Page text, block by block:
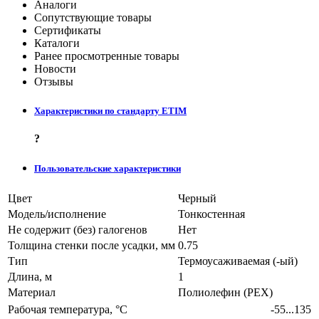
Аналоги
Сопутствующие товары
Сертификаты
Каталоги
Ранее просмотренные товары
Новости
Отзывы
Характеристики по стандарту ETIM
?
Пользовательские характеристики
Цвет
Черный
Модель/исполнение
Тонкостенная
Не содержит (без) галогенов
Нет
Толщина стенки после усадки, мм 0.75
Тип
Термоусаживаемая (-ый)
Длина, м
1
Материал
Полиолефин (PEX)
Рабочая температура, °C
-55...135